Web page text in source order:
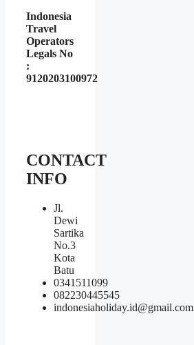
Indonesia
Travel
Operators
Legals No
:
9120203100972
CONTACT
INFO
Jl.
Dewi
Sartika
No.3
Kota
Batu
0341511099
082230445545
indonesiaholiday.id@gmail.com